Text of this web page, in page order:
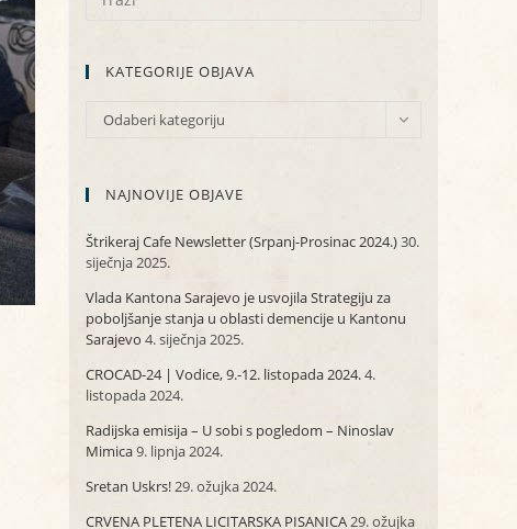
KATEGORIJE OBJAVA
KATEGORIJE
Odaberi kategoriju
NAJNOVIJE OBJAVE
Štrikeraj Cafe Newsletter (Srpanj-Prosinac 2024.)30.
siječnja 2025.
Vlada Kantona Sarajevo je usvojila Strategiju za
poboljšanje stanja u oblasti demencije u Kantonu
Sarajevo 4. siječnja 2025.
CROCAD-24 | Vodice, 9.-12. listopada 2024.4.
listopada 2024.
Radijska emisija – U sobi s pogledom – Ninoslav
Mimica9. lipnja 2024.
Sretan Uskrs!29. ožujka 2024.
CRVENA PLETENA LICITARSKA PISANICA29. ožujka